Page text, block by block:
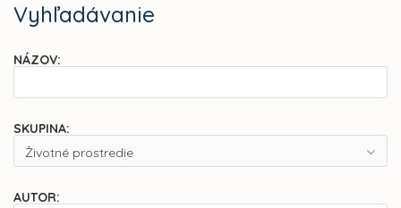
Vyhľadávanie
NÁZOV:
SKUPINA:
Životné prostredie
AUTOR: